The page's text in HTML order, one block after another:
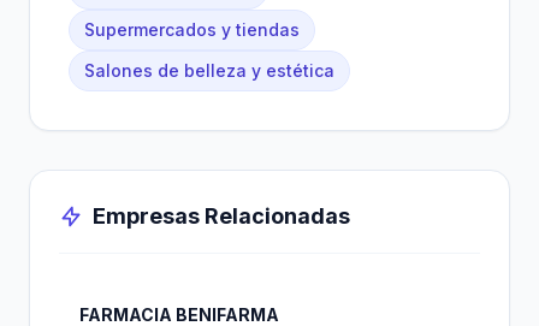
Supermercados y tiendas
Salones de belleza y estética
Empresas Relacionadas
FARMACIA BENIFARMA